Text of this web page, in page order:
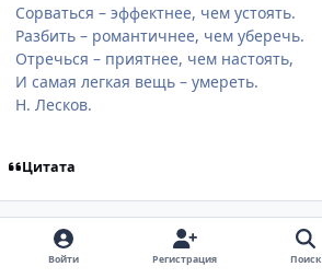
Сорваться – эффектнее, чем устоять.
Разбить – романтичнее, чем уберечь.
Отречься – приятнее, чем настоять,
И самая легкая вещь – умереть.
Н. Лесков.
Цитата
Julianna Участники
3 Сентября, 200619 г
comment_1404083
Статистика автора
Войти Регистрация Поиск